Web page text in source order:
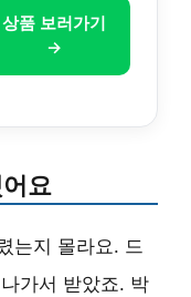
상품 보러가기
→
요
는지 몰라요. 드
가서 받았죠. 박